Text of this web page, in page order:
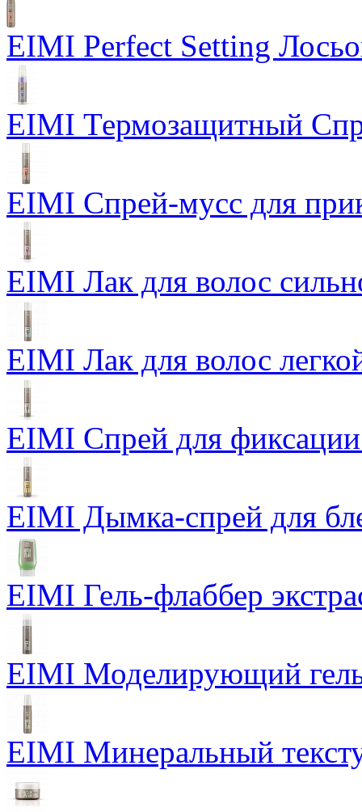
EIMI Perfect Setting
EIMI Термозащитный
EIMI Спрей-мусс для
EIMI Лак для волос
EIMI Лак для волос
EIMI Спрей для
EIMI Дымка-спрей для
EIMI Гель-флаббер
EIMI Моделирующий
EIMI Минеральный